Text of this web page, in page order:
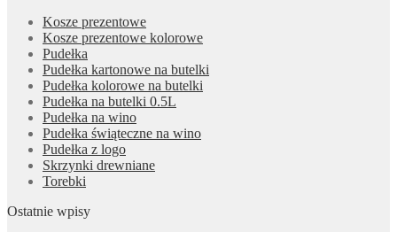
Kosze prezentowe
Kosze prezentowe kolorowe
Pudełka
Pudełka kartonowe na butelki
Pudełka kolorowe na butelki
Pudełka na butelki 0.5L
Pudełka na wino
Pudełka świąteczne na wino
Pudełka z logo
Skrzynki drewniane
Torebki
Ostatnie wpisy